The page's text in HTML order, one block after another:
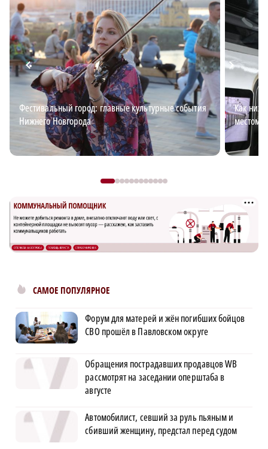
Фестивальный город: главные культурные события
Нижнего Новгорода
Как
местом
САМОЕ ПОПУЛЯРНОЕ
Форум для матерей и жён погибших бойцов
СВО прошёл в Павловском округе
Обращения пострадавших продавцов WB
рассмотрят на заседании оперштаба в
августе
Автомобилист, севший за руль пьяным и
сбивший женщину, предстал перед судом